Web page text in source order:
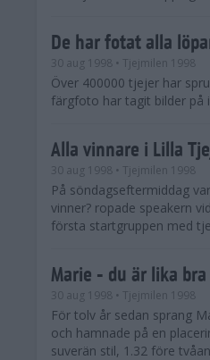
De har fotat alla
30 aug 1998 • Tjejmilen 1998
Över 400000 tjejer har
färgfoto har tagit bilder på
Alla vinnare i Lilla
30 aug 1998 • Tjejmilen 1998
På söndagseftermiddag
vinner? ropade speakern
första startgruppen med
Marie - du är lika bra
30 aug 1998 • Tjejmilen 1998
För tolv år sedan sprang
och hamnade på en
suverän stil, 1.32 före